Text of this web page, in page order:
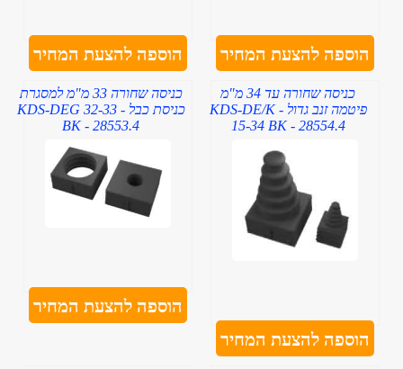
הוספה להצעת המחיר הוספה להצעת המחיר
כניסה שחורה עד 34 מ"מ
פיטמה זנב גדול - KDS-DE/K
15-34 BK - 28554.4
הוספה להצעת המחיר
כניסה שחורה 33 מ"מ למסגרת
כניסת כבל - KDS-DEG 32-33
BK - 28553.4
הוספה להצעת המחיר